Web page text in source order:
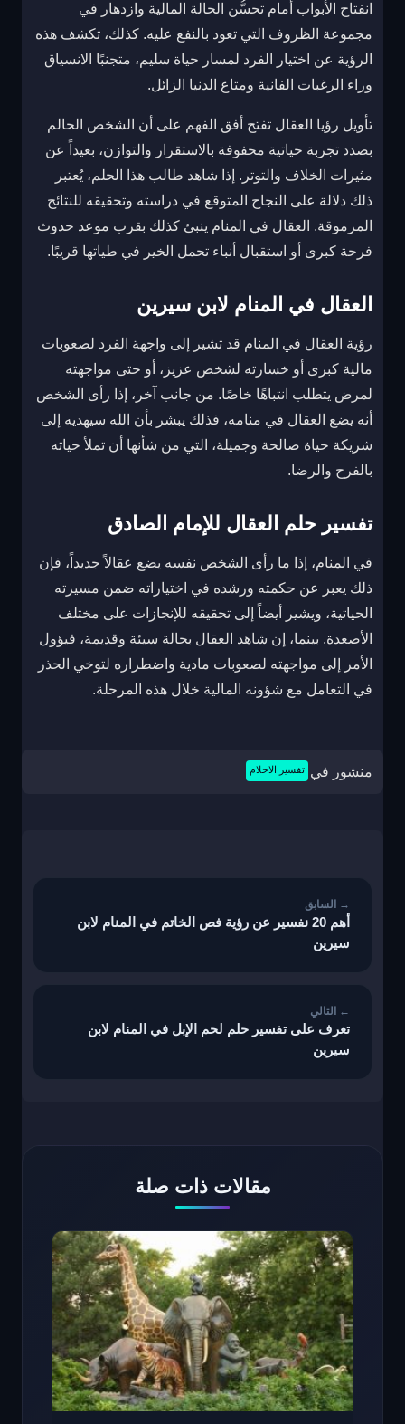
انفتاح الأبواب أمام تحسُّن الحالة المالية وازدهار في
مجموعة الظروف التي تعود بالنفع عليه. كذلك، تكشف هذه
الرؤية عن اختيار الفرد لمسار حياة سليم، متجنبًا الانسياق
وراء الرغبات الفانية ومتاع الدنيا الزائل.
تأويل رؤيا العقال تفتح أفق الفهم على أن الشخص الحالم
بصدد تجربة حياتية محفوفة بالاستقرار والتوازن، بعيداً عن
مثيرات الخلاف والتوتر. إذا شاهد طالب هذا الحلم، يُعتبر
ذلك دلالة على النجاح المتوقع في دراسته وتحقيقه للنتائج
المرموقة. العقال في المنام ينبئ كذلك بقرب موعد حدوث
فرحة كبرى أو استقبال أنباء تحمل الخير في طياتها قريبًا.
العقال في المنام لابن سيرين
رؤية العقال في المنام قد تشير إلى واجهة الفرد لصعوبات
مالية كبرى أو خسارته لشخص عزيز، أو حتى مواجهته
لمرض يتطلب انتباهًا خاصًا. من جانب آخر، إذا رأى الشخص
أنه يضع العقال في منامه، فذلك يبشر بأن الله سيهديه إلى
شريكة حياة صالحة وجميلة، التي من شأنها أن تملأ حياته
بالفرح والرضا.
تفسير حلم العقال للإمام الصادق
في المنام، إذا ما رأى الشخص نفسه يضع عقالاً جديداً، فإن
ذلك يعبر عن حكمته ورشده في اختياراته ضمن مسيرته
الحياتية، ويشير أيضاً إلى تحقيقه للإنجازات على مختلف
الأصعدة. بينما، إن شاهد العقال بحالة سيئة وقديمة، فيؤول
الأمر إلى مواجهته لصعوبات مادية واضطراره لتوخي الحذر
في التعامل مع شؤونه المالية خلال هذه المرحلة.
منشور في تفسير الاحلام
أهم 20 نفسير عن رؤية فص الخاتم في المنام لابن
سيرين
تعرف على تفسير حلم لحم الإبل في المنام لابن
سيرين
مقالات ذات صلة